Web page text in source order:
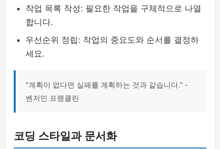
작업 목록 작성: 필요한 작업을 구체적으로 나열
합니다.
우선순위 정립: 작업의 중요도와 순서를 결정하
세요.
"계획이 없다면 실패를 계획하는 것과 같습니다." -
벤저민 프랭클린
코딩 스타일과 문서화